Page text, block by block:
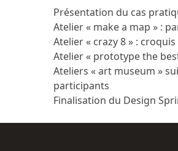
Présentation du cas
Atelier « make a map » :
Atelier « crazy 8 » :
Atelier « prototype the
Ateliers « art museum »
participants
Finalisation du Design